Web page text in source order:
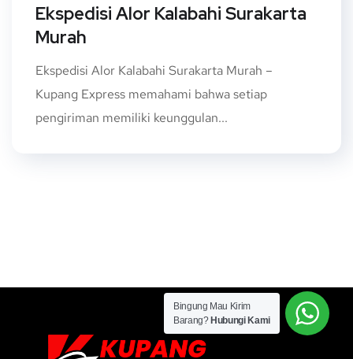
Ekspedisi Alor Kalabahi Surakarta
Murah
Ekspedisi Alor Kalabahi Surakarta Murah –
Kupang Express memahami bahwa setiap
pengiriman memiliki keunggulan...
Bingung Mau Kirim
Barang? Hubungi Kami